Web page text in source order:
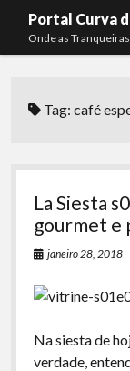
Portal Curva
Onde as
menu
Curva de Rio
Komos
La Siesta
Arquivo
Membros
open
Lucas
Kaique
Tag:café
La Siesta
gourmet e
janeiro 28, 2018
Na siesta de
verdade,